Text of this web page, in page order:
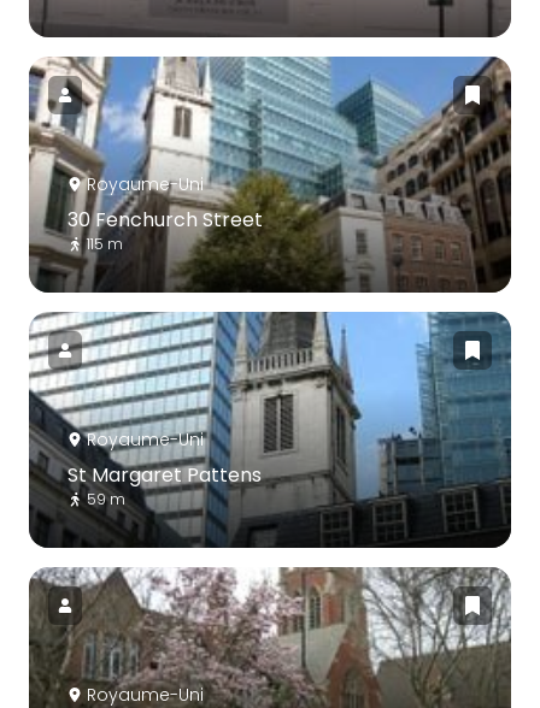
Royaume-Uni
30 Fenchurch Street
115 m
Royaume-Uni
St Margaret Pattens
59 m
Royaume-Uni